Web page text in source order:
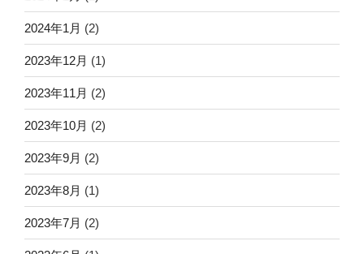
2024年1月 (2)
2023年12月 (1)
2023年11月 (2)
2023年10月 (2)
2023年9月 (2)
2023年8月 (1)
2023年7月 (2)